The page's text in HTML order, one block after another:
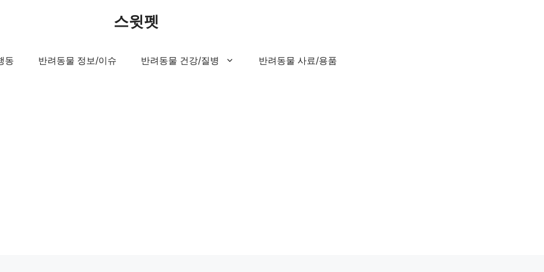
스윗펫
동 반려동물 정보/이슈 반려동물 건강/질병 반려동물 사료/용품